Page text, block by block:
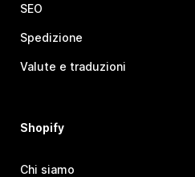
SEO
Spedizione
Valute e traduzioni
Shopify
Chi siamo